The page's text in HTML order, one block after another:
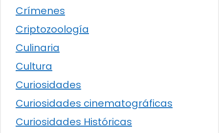
Crímenes
Criptozoología
Culinaria
Cultura
Curiosidades
Curiosidades cinematográficas
Curiosidades Históricas